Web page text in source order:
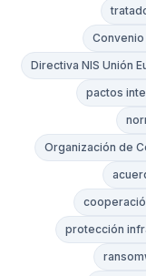
Directiva NIS Unión
pactos
Organización de
protección